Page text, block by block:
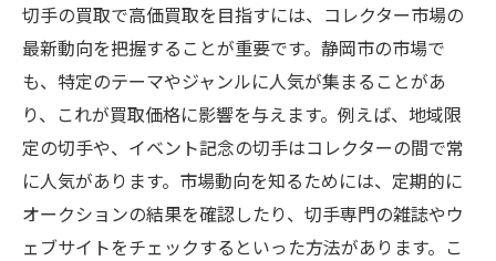
切手の買取で高価買取を目指すには、コレクター市場の
最新動向を把握することが重要です。静岡市の市場で
も、特定のテーマやジャンルに人気が集まることがあ
り、これが買取価格に影響を与えます。例えば、地域限
定の切手や、イベント記念の切手はコレクターの間で常
に人気があります。市場動向を知るためには、定期的に
オークションの結果を確認したり、切手専門の雑誌やウ
ェブサイトをチェックするといった方法があります。こ